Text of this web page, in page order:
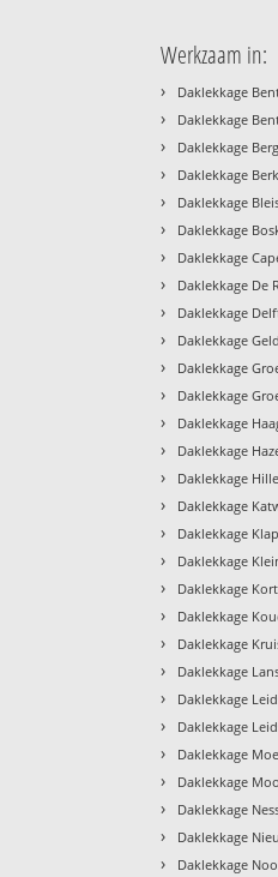
Werkzaam in:
› Daklekkage
› Daklekkage
› Daklekkage
› Daklekkage
› Daklekkage
› Daklekkage
› Daklekkage
› Daklekkage De
› Daklekkage
› Daklekkage
› Daklekkage
› Daklekkage
› Daklekkage
› Daklekkage
› Daklekkage
› Daklekkage
› Daklekkage
› Daklekkage
› Daklekkage
› Daklekkage
› Daklekkage
› Daklekkage
› Daklekkage
› Daklekkage
› Daklekkage
› Daklekkage
› Daklekkage
› Daklekkage
› Daklekkage